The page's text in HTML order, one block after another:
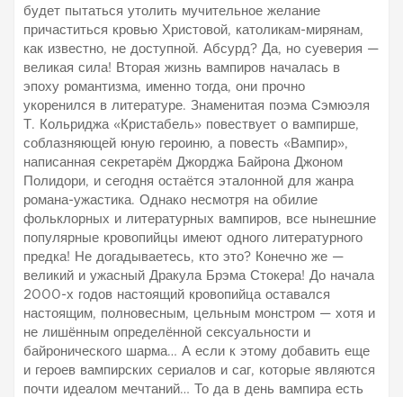
будет пытаться утолить мучительное желание
причаститься кровью Христовой, католикам-мирянам,
как известно, не доступной. Абсурд? Да, но суеверия —
великая сила! Вторая жизнь вампиров началась в
эпоху романтизма, именно тогда, они прочно
укоренился в литературе. Знаменитая поэма Сэмюэля
Т. Кольриджа «Кристабель» повествует о вампирше,
соблазняющей юную героиню, а повесть «Вампир»,
написанная секретарём Джорджа Байрона Джоном
Полидори, и сегодня остаётся эталонной для жанра
романа-ужастика. Однако несмотря на обилие
фольклорных и литературных вампиров, все нынешние
популярные кровопийцы имеют одного литературного
предка! Не догадываетесь, кто это? Конечно же —
великий и ужасный Дракула Брэма Стокера! До начала
2000-х годов настоящий кровопийца оставался
настоящим, полновесным, цельным монстром — хотя и
не лишённым определённой сексуальности и
байронического шарма… А если к этому добавить еще
и героев вампирских сериалов и саг, которые являются
почти идеалом мечтаний… То да в день вампира есть